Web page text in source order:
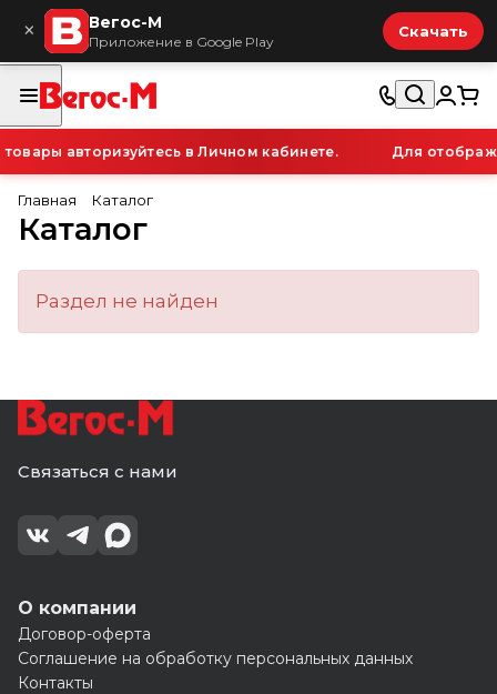
× Вегос-М
Приложение в Google Play
Скачать
авторизуйтесь в Личном кабинете. Для
Главная Каталог
Каталог
Раздел не найден
Связаться с нами
О компании
Договор-оферта
Соглашение на обработку персональных данных
Контакты